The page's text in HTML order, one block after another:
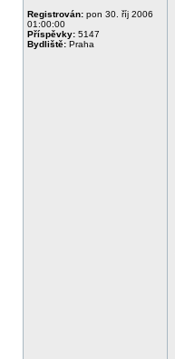
Registrován: pon 30. říj 2006
01:00:00
Příspěvky: 5147
Bydliště: Praha